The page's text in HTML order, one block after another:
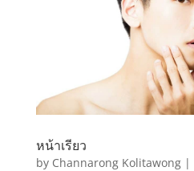
หน้าเรียว
by Channarong Kolitawong|